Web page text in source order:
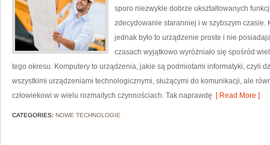
sporo niezwykle dobrze ukształtowanych
zdecydowanie staranniej i w szybszym czasie.
jednak było to urządzenie proste i nie
czasach wyjątkowo wyróżniało się spośród
tego okresu. Komputery to urządzenia, jakie są podmiotami informatyki, czyli
wszystkimi urządzeniami technologicznymi, służącymi do komunikacji, ale
człowiekowi w wielu rozmaitych czynnościach. Tak naprawdę [ Read More ]
CATEGORIES: NOWE TECHNOLOGIE